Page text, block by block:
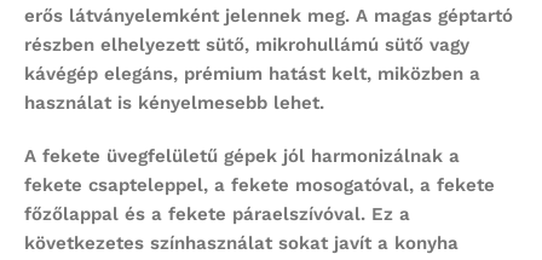
erős látványelemként jelennek meg. A magas géptartó
részben elhelyezett sütő, mikrohullámú sütő vagy
kávégép elegáns, prémium hatást kelt, miközben a
használat is kényelmesebb lehet.
A fekete üvegfelületű gépek jól harmonizálnak a
fekete csapteleppel, a fekete mosogatóval, a fekete
főzőlappal és a fekete páraelszívóval. Ez a
következetes színhasználat sokat javít a konyha